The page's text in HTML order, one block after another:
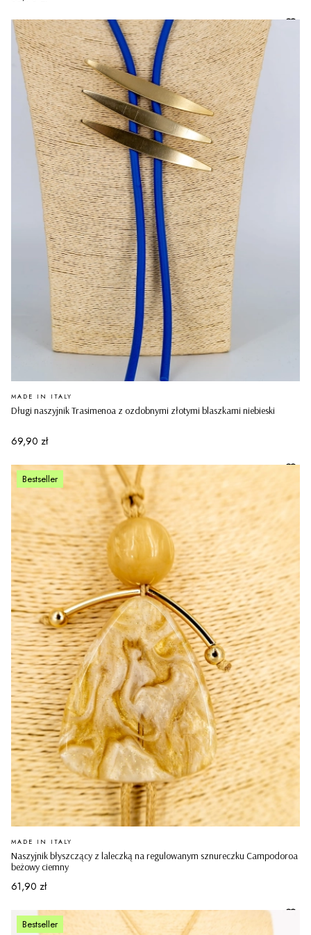
Długi naszyjnik Trasimenoa z ozdobnymi złotymi blaszkami niebieski
PRODUCENT
MADE IN ITALY
Cena
69,90 zł
Bestseller
Naszyjnik błyszczący z laleczką na regulowanym sznureczku Campodoroa
beżowy ciemny
PRODUCENT
MADE IN ITALY
Cena
61,90 zł
Bestseller